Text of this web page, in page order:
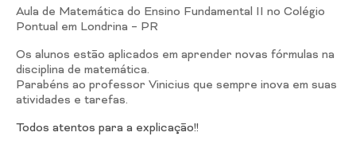
Aula de Matemática do Ensino Fundamental II no Colégio
Pontual em Londrina – PR
Os alunos estão aplicados em aprender novas fórmulas na
disciplina de matemática.
Parabéns ao professor Vinicius que sempre inova em suas
atividades e tarefas.
Todos atentos para a explicação!!